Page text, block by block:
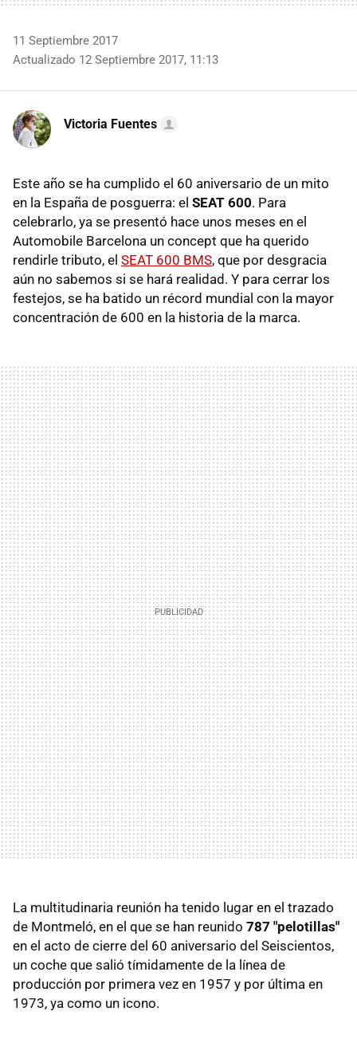
11 Septiembre 2017
Actualizado 12 Septiembre 2017, 11:13
Victoria Fuentes
Este año se ha cumplido el 60 aniversario de un mito
en la España de posguerra: el SEAT 600. Para
celebrarlo, ya se presentó hace unos meses en el
Automobile Barcelona un concept que ha querido
rendirle tributo, el SEAT 600 BMS, que por desgracia
aún no sabemos si se hará realidad. Y para cerrar los
festejos, se ha batido un récord mundial con la mayor
concentración de 600 en la historia de la marca.
La multitudinaria reunión ha tenido lugar en el trazado
de Montmeló, en el que se han reunido 787 "pelotillas"
en el acto de cierre del 60 aniversario del Seiscientos,
un coche que salió tímidamente de la línea de
producción por primera vez en 1957 y por última en
1973, ya como un icono.